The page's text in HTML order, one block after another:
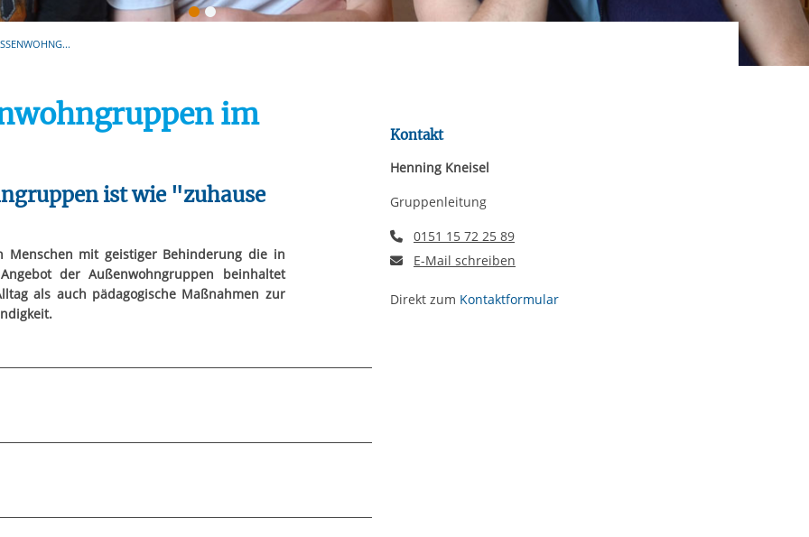
sich nicht auf notwendige Cookies, die erforderlich zur Bereitstellung
und daher unabhängig von einer Einwilligung.
Automatische Wiedergabe starten/stoppen
im
ist wie "zuhause
mit geistiger Behinderung die in
der Außenwohngruppen beinhaltet
als auch pädagogische Maßnahmen zur
Wunsch Wirklichkeit wird. Deshalb
im Vordertaunus in
Kontakt
Henning Kneisel
Gruppenleitung
Telefonnummer
0151 15 72 25 89
E-Mail schreiben
Direkt zum Kontaktformular